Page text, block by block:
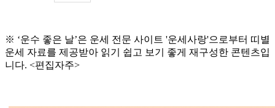
※ ‘운수 좋은 날’은 운세 전문 사이트 '운세사랑'으로부터 띠별
운세 자료를 제공받아 읽기 쉽고 보기 좋게 재구성한 콘텐츠입
니다. <편집자주>